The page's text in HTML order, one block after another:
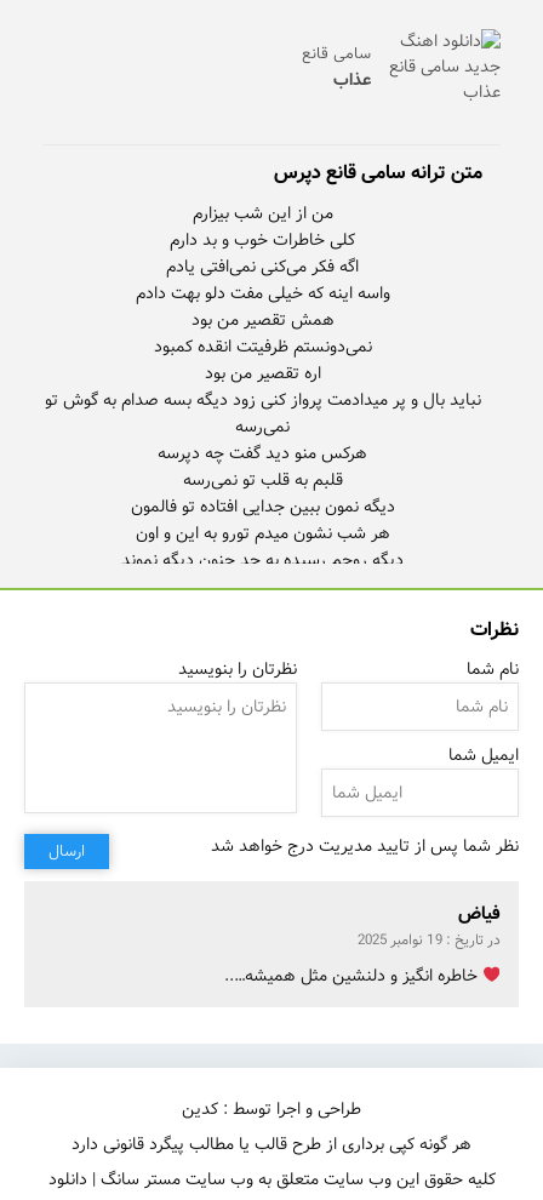
سامی قانع
عذاب
متن ترانه سامی قانع دپرس
نباید بال و پر میدادمت پرواز کنی زود دیگه بسه صدام به گوش تو
چقدر حبس چقدر ترس چقدر دلهره
نظرات
نام شما
ایمیل شما
نظرتان را بنویسید
نظر شما پس از تایید مدیریت درج خواهد شد ارسال
فیاض
در تاریخ : 19 نوامبر 2025
خاطره انگیز و دلنشین مثل همیشه…..
طراحی و اجرا توسط : کدین
هر گونه کپی برداری از طرح قالب یا مطالب پیگرد قانونی دارد
کلیه حقوق این وب سایت متعلق به وب سایت مستر سانگ | دانلود